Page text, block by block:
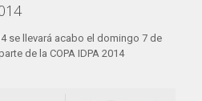
se llevará acabo el domingo 7 de
de la COPA IDPA 2014